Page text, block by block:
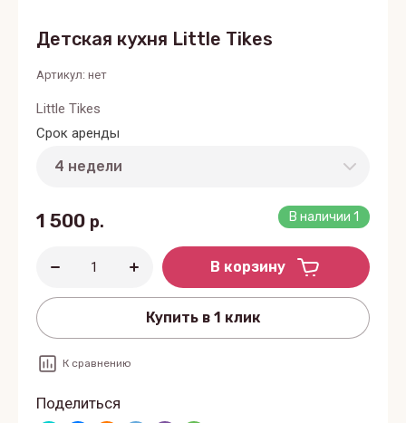
Детская кухня Little Tikes
Артикул: нет
Little Tikes
Срок аренды
В наличии 1
1 500 р.
В корзину
Купить в 1 клик
К сравнению
Поделиться